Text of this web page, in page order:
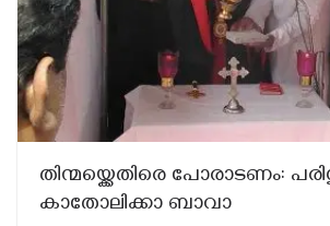
തിന്മയ്ക്കെതിരെ പോരാടണം:
കാതോലിക്കാ ബാവാ